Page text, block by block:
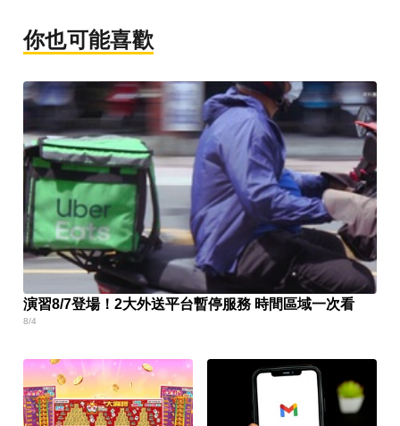
你也可能喜歡
演習8/7登場！2大外送平台暫停服務 時間區域一次看
8/4